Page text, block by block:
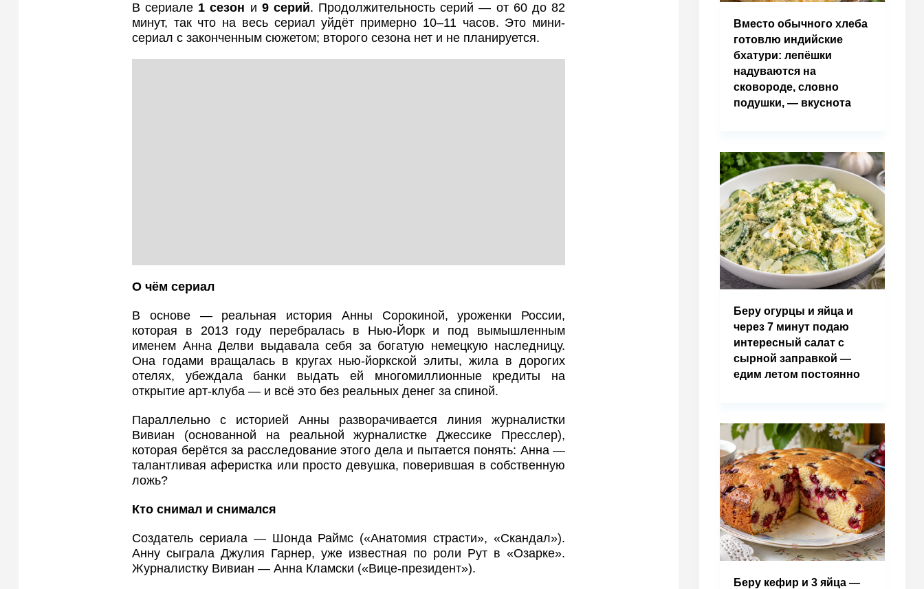
В сериале 1 сезон и 9 серий. Продолжительность серий — от 60 до 82
минут, так что на весь сериал уйдёт примерно 10–11 часов. Это мини-
сериал с законченным сюжетом; второго сезона нет и не планируется.
О чём сериал
В основе — реальная история Анны Сорокиной, уроженки России,
которая в 2013 году перебралась в Нью-Йорк и под вымышленным
именем Анна Делви выдавала себя за богатую немецкую наследницу.
Она годами вращалась в кругах нью-йоркской элиты, жила в дорогих
отелях, убеждала банки выдать ей многомиллионные кредиты на
открытие арт-клуба — и всё это без реальных денег за спиной.
Параллельно с историей Анны разворачивается линия журналистки
Вивиан (основанной на реальной журналистке Джессике Пресслер),
которая берётся за расследование этого дела и пытается понять: Анна —
талантливая аферистка или просто девушка, поверившая в собственную
ложь?
Кто снимал и снимался
Создатель сериала — Шонда Раймс («Анатомия страсти», «Скандал»).
Анну сыграла Джулия Гарнер, уже известная по роли Рут в «Озарке».
Журналистку Вивиан — Анна Кламски («Вице-президент»).
Вместо обычного хлеба
готовлю индийские
бхатури: лепёшки
надуваются на
сковороде, словно
подушки, — вкуснота
Беру огурцы и яйца и
через 7 минут подаю
интересный салат с
сырной заправкой —
едим летом постоянно
Беру кефир и 3 яйца —